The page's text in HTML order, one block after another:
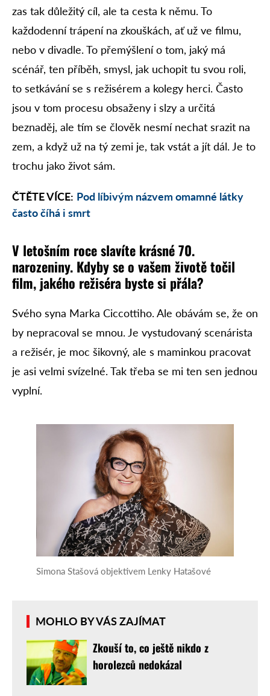
zas tak důležitý cíl, ale ta cesta k němu. To
každodenní trápení na zkouškách, ať už ve filmu,
nebo v divadle. To přemýšlení o tom, jaký má
scénář, ten příběh, smysl, jak uchopit tu svou roli,
to setkávání se s režisérem a kolegy herci. Často
jsou v tom procesu obsaženy i slzy a určitá
beznaděj, ale tím se člověk nesmí nechat srazit na
zem, a když už na tý zemi je, tak vstát a jít dál. Je to
trochu jako život sám.
ČTĚTE VÍCE: Pod líbivým názvem omamné látky
často číhá i smrt
V letošním roce slavíte krásné 70.
narozeniny. Kdyby se o vašem životě točil
film, jakého režiséra byste si přála?
Svého syna Marka Ciccottiho. Ale obávám se, že on
by nepracoval se mnou. Je vystudovaný scenárista
a režisér, je moc šikovný, ale s maminkou pracovat
je asi velmi svízelné. Tak třeba se mi ten sen jednou
vyplní.
Simona Stašová objektivem Lenky Hatašové
MOHLO BY VÁS ZAJÍMAT
Zkouší to, co ještě nikdo z
horolezců nedokázal